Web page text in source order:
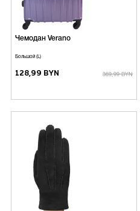
Чемодан Verano
Большой (L)
128,99 BYN 369,99 BYN